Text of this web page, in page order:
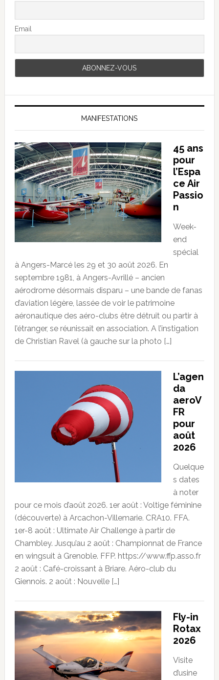
Email
MANIFESTATIONS
45 ans
pour
l’Espa
ce Air
Passio
n
Week-
end
spécial
à Angers-Marcé les 29 et 30 août 2026. En
septembre 1981, à Angers-Avrillé – ancien
aérodrome désormais disparu – une bande de fanas
d’aviation légère, lassée de voir le patrimoine
aéronautique des aéro-clubs être détruit ou partir à
l’étranger, se réunissait en association. A l’instigation
de Christian Ravel (à gauche sur la photo […]
L’agen
da
aeroV
FR
pour
août
2026
Quelque
s dates
à noter
pour ce mois d’août 2026. 1er août : Voltige féminine
(découverte) à Arcachon-Villemarie. CRA10. FFA.
1er-8 août : Ultimate Air Challenge à partir de
Chambley. Jusqu’au 2 août : Championnat de France
en wingsuit à Grenoble. FFP. https://www.ffp.asso.fr
2 août : Café-croissant à Briare. Aéro-club du
Giennois. 2 août : Nouvelle […]
Fly-in
Rotax
2026
Visite
d’usine